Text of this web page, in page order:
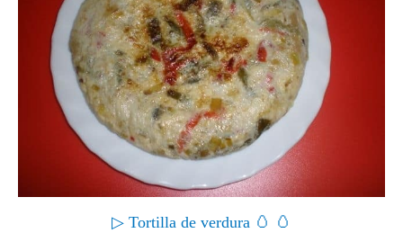
▷ Tortilla de verdura 🥚 🥚